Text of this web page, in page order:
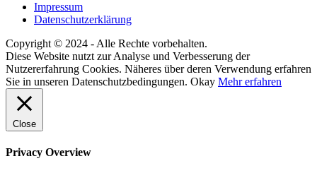
Impressum
Datenschutzerklärung
Copyright © 2024 - Alle Rechte vorbehalten.
Diese Website nutzt zur Analyse und Verbesserung der
Nutzererfahrung Cookies. Näheres über deren Verwendung erfahren
Sie in unseren Datenschutzbedingungen. Okay Mehr erfahren
Close
Privacy Overview